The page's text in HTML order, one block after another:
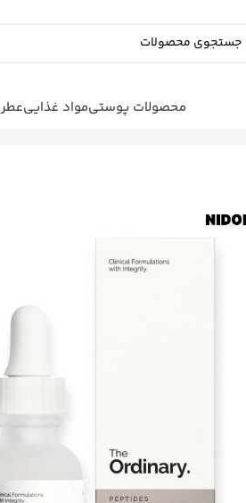
محصولات پوستیمواد غذایی محصولات پوستی |مراقبت صورت|جوانساز
رو خرید